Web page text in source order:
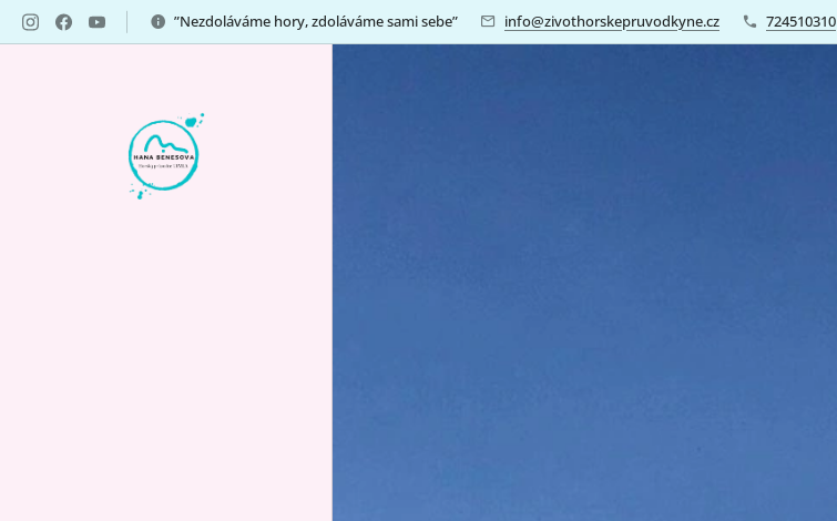
”Nezdoláváme hory, zdoláváme sami sebe” info@zivothorskepruvodkyne.cz 724510310